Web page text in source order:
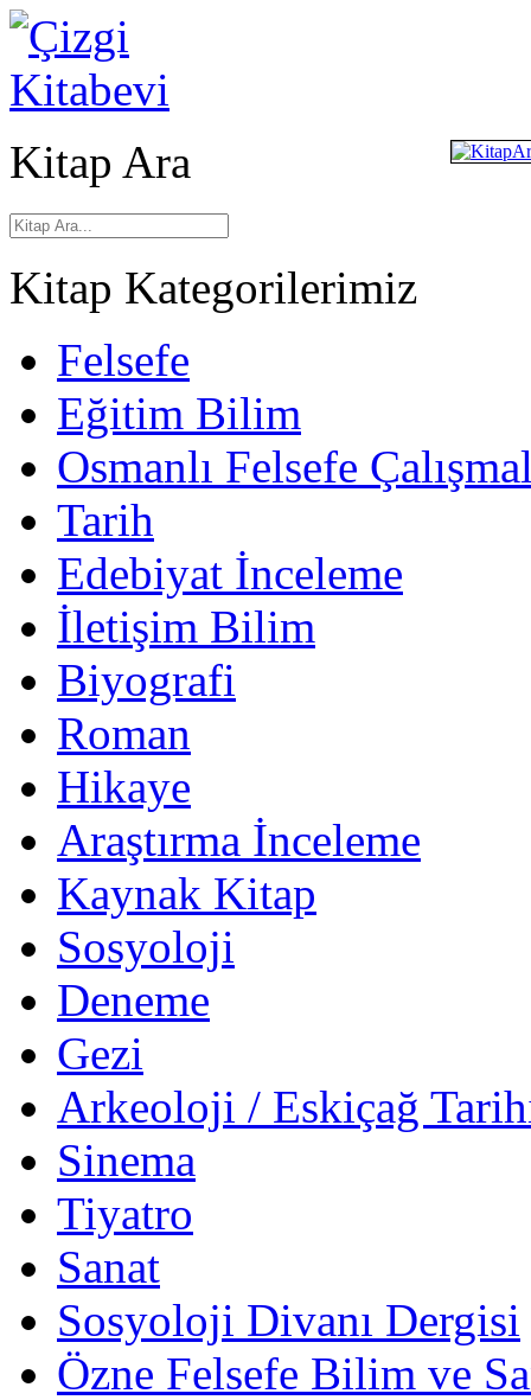
Kitap Ara
Kitap Kategorilerimiz
Felsefe
Eğitim Bilim
Osmanlı Felsefe
Tarih
Edebiyat İnceleme
İletişim Bilim
Biyografi
Roman
Hikaye
Araştırma İnceleme
Kaynak Kitap
Sosyoloji
Deneme
Gezi
Arkeoloji / Eskiçağ
Sinema
Tiyatro
Sanat
Sosyoloji Divanı Dergisi
Özne Felsefe Bilim ve